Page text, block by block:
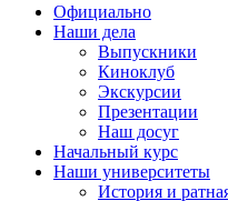
Официально
Наши дела
Выпускники
Киноклуб
Экскурсии
Презентации
Наш досуг
Начальный курс
Наши университеты
История и